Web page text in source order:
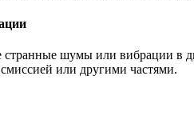
шумы или вибрации в
или другими частями.